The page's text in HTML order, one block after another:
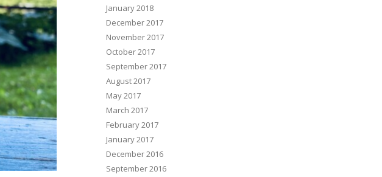
January 2018
December 2017
November 2017
October 2017
September 2017
August 2017
May 2017
March 2017
February 2017
January 2017
December 2016
September 2016